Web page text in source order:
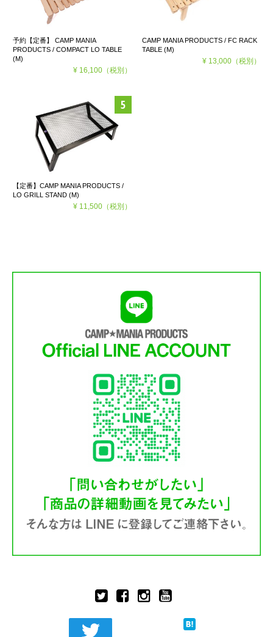
予約【定番】 CAMP MANIA
PRODUCTS / COMPACT LO TABLE
(M)
¥ 16,100（税別）
CAMP MANIA PRODUCTS / FC RACK
TABLE (M)
¥ 13,000（税別）
【定番】CAMP MANIA PRODUCTS /
LO GRILL STAND (M)
¥ 11,500（税別）